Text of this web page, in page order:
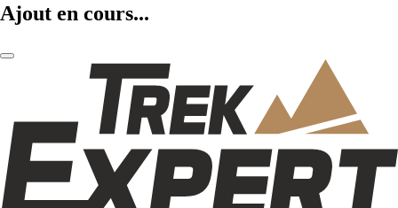
Ajout en cours...